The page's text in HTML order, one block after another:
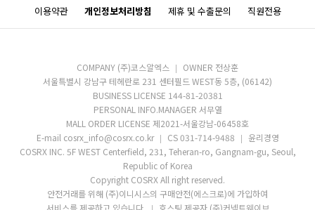
이용약관 개인정보처리방침 제휴 및 수출문의 직원전용
COMPANY (주)코스알엑스
OWNER 전상훈
서울특별시 강남구 테헤란로 231 센터필드 WEST동 5층, (06142)
BUSINESS LICENSE 144-81-20381
PERSONAL INFO.MANAGER 서무열
MALL ORDER LICENSE 제2021-서울강남-06458호
E-mail cosrx_info@cosrx.co.kr
CS 031-714-9488
윤리경영
COSRX INC. 5F WEST Centerfield, 231, Teheran-ro, Gangnam-gu, Seoul,
Republic of Korea
Copyright COSRX All right reserved.
안전거래를 위해 (주)이니시스의 구매안전(에스크로)에 가입하여
서비스를 제공하고 있습니다.
호스팅 제공자 (주)커넥트웨이브